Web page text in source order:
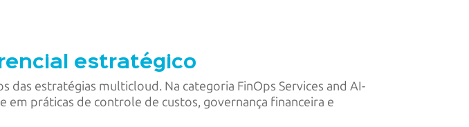
estratégico
estratégias multicloud. Na categoria FinOps Services and AI-
práticas de controle de custos, governança financeira e